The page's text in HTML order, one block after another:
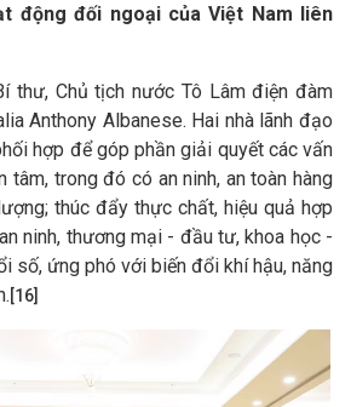
động đối ngoại của Việt Nam liên
thư, Chủ tịch nước Tô Lâm điện đàm
Anthony Albanese. Hai nhà lãnh đạo
hợp để góp phần giải quyết các vấn
tâm, trong đó có an ninh, an toàn hàng
thúc đẩy thực chất, hiệu quả hợp
ninh, thương mại - đầu tư, khoa học -
số, ứng phó với biến đổi khí hậu, năng
[16]